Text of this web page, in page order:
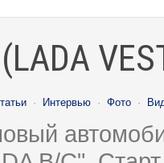
· Интервью · Фото ·